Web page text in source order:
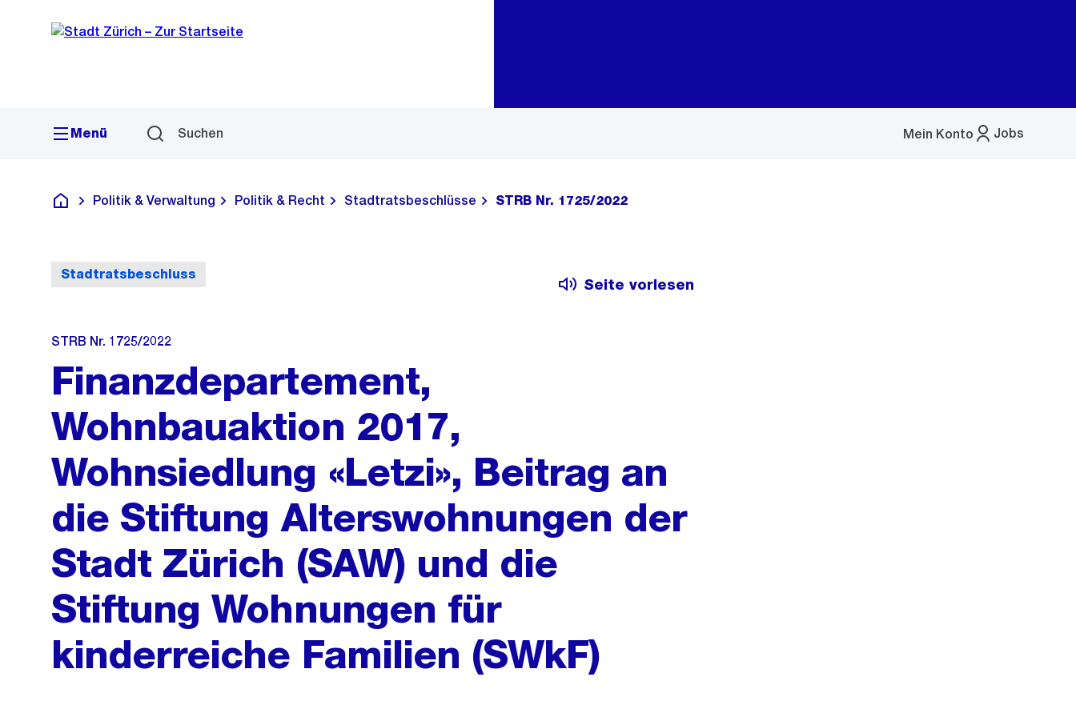
Navigation
Sprunglink
Menü Suchen Jobs
Mein Konto
Menü
Deutsch
Politik & Verwaltung Politik & Recht Stadtratsbeschlüsse STRB Nr. 1725/2022
Stadtratsbeschluss
Seite vorlesen
STRB Nr. 1725/2022
Finanzdepartement,
Wohnbauaktion 2017,
Wohnsiedlung «Letzi», Beitrag an
die Stiftung Alterswohnungen der
Stadt Zürich (SAW) und die
Stiftung Wohnungen für
kinderreiche Familien (SWkF)